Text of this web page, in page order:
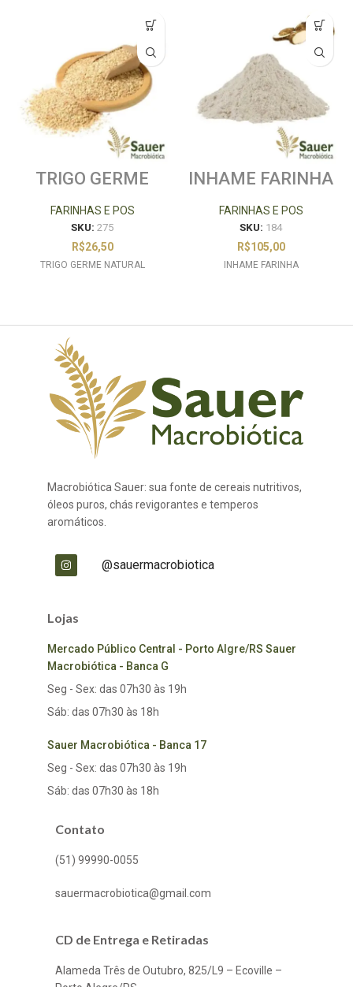
TRIGO GERME
FARINHAS E POS
SKU: 275
R$26,50
TRIGO GERME NATURAL
INHAME FARINHA
FARINHAS E POS
SKU: 184
R$105,00
INHAME FARINHA
Macrobiótica Sauer: sua fonte de cereais nutritivos,
óleos puros, chás revigorantes e temperos
aromáticos.
@sauermacrobiotica
Lojas
Mercado Público Central - Porto Algre/RS Sauer
Macrobiótica - Banca G
Seg - Sex: das 07h30 às 19h
Sáb: das 07h30 às 18h
Sauer Macrobiótica - Banca 17
Seg - Sex: das 07h30 às 19h
Sáb: das 07h30 às 18h
Contato
(51) 99990-0055
sauermacrobiotica@gmail.com
CD de Entrega e Retiradas
Alameda Três de Outubro, 825/L9 – Ecoville –